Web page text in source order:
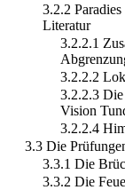
3.2.2
Literatur
3.2.2.1
3.2.2.2
3.2.2.3
Vision
3.2.2.4
3.3 Die
3.3.1 Die
3.3.2 Die